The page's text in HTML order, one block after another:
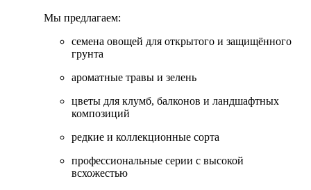
Мы предлагаем:
семена овощей для открытого и защищённого
грунта
ароматные травы и зелень
цветы для клумб, балконов и ландшафтных
композиций
редкие и коллекционные сорта
профессиональные серии с высокой
всхожестью